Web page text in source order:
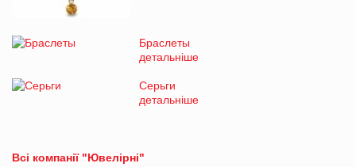
Браслеты
детальніше
Серьги
детальніше
Всі компанії "Ювелірні"